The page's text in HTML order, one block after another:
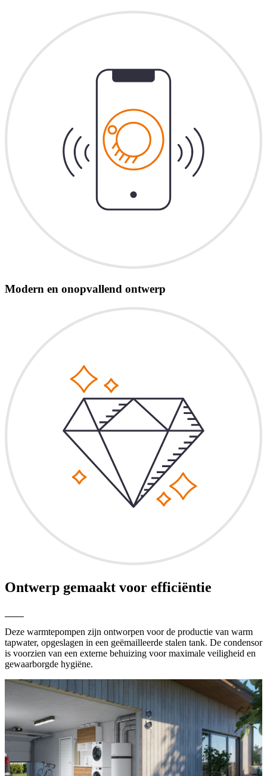
Modern en onopvallend ontwerp
Ontwerp gemaakt voor efficiëntie
Deze warmtepompen zijn ontworpen voor de productie van warm
tapwater, opgeslagen in een geëmailleerde stalen tank. De condensor
is voorzien van een externe behuizing voor maximale veiligheid en
gewaarborgde hygiëne.